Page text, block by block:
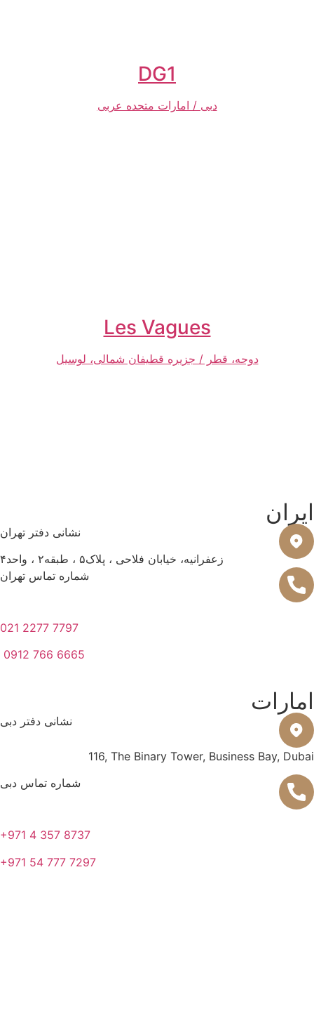
DG1
دبی / امارات متحده عربی
Les Vagues
دوحه، قطر / جزیره قطیفان شمالی، لوسیل
نشانی دفتر تهران
زعفرانیه، خیابان فلاحی ، پلاک۵ ، طبقه۲ ، واحد۴
شماره تماس تهران
021 2277 7797
0912 766 6665
نشانی دفتر دبی
116, The Binary Tower, Business Bay,
شماره تماس دبی
+ 971 4 357 8737
+ 971 54 777 7297